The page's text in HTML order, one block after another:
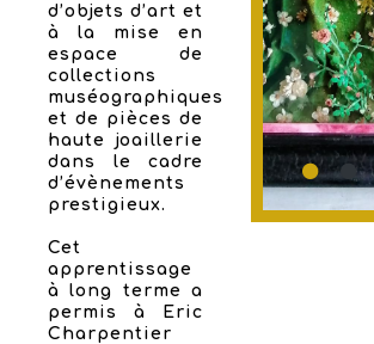
d’objets d’art et
à la mise en
espace de
collections
muséographiques
et de pièces de
haute joaillerie
dans le cadre
d’évènements
prestigieux.
Cet
apprentissage
à long terme a
permis à Eric
Charpentier